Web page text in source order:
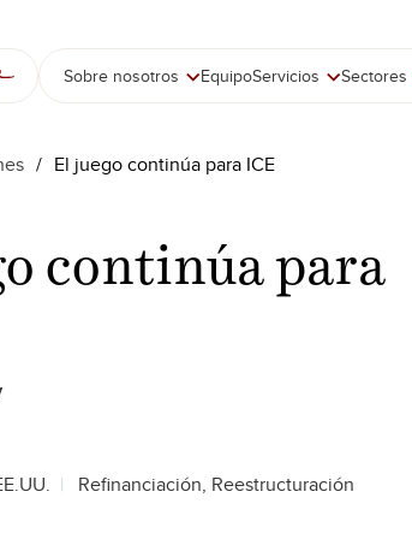
Sobre nosotros EquipoServicios Sectores
/ El juego continúa para ICE
continúa para
Refinanciación, Reestructuración